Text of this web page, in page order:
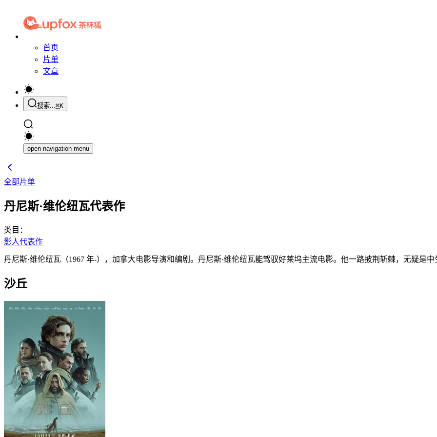
首页
片单
文章
搜索...⌘K
open navigation menu
全部片单
丹尼斯·维伦纽瓦代表作
类目：
影人代表作
丹尼斯·维伦纽瓦（1967 年-），加拿大电影导演和编剧。丹尼斯·维伦纽瓦能驾驭好莱坞主流电影。他一路披荆斩棘，无疑是中
沙丘